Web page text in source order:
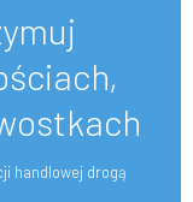
handlowej drogą